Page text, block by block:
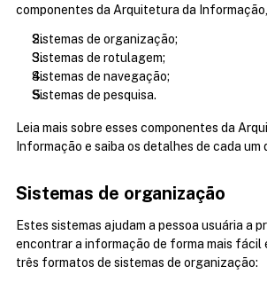
componentes da Arquitetura da
Sistemas de organização;
Sistemas de rotulagem;
Sistemas de navegação;
Sistemas de pesquisa.
Leia mais sobre esses componentes da
Informação e saiba os detalhes de cada um
Sistemas de organização
Estes sistemas ajudam a pessoa usuária a
encontrar a informação de forma mais fácil
três formatos de sistemas de organização: